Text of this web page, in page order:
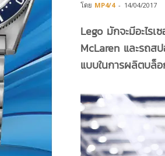
โดย MP4/4 - 14/04/2017
Lego มักจะมีอะไร
McLaren และรถส
แบบในการผลิตบล็